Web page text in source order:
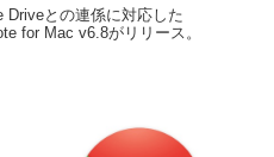
Driveとの連係に対応した
for Mac v6.8がリリース。